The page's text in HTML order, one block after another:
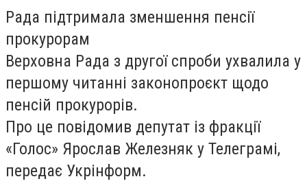
Рада підтримала зменшення пенсії
прокурорам
Верховна Рада з другої спроби ухвалила у
першому читанні законопроєкт щодо
пенсій прокурорів.
Про це повідомив депутат із фракції
«Голос» Ярослав Железняк у Телеграмі,
передає Укрінформ.